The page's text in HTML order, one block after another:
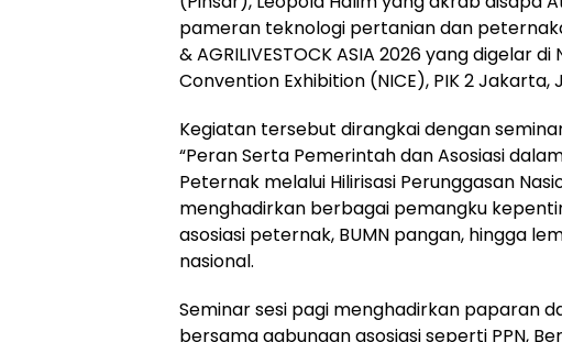
pameran teknologi pertanian dan
& AGRILIVESTOCK ASIA 2026 yang digelar
Convention Exhibition (NICE), PIK 2
Kegiatan tersebut dirangkai dengan
“Peran Serta Pemerintah dan Asosiasi
Peternak melalui Hilirisasi Perunggasan
menghadirkan berbagai pemangku
asosiasi peternak, BUMN pangan, hingga
nasional.
Seminar sesi pagi menghadirkan paparan
bersama gabungan asosiasi seperti PPN,